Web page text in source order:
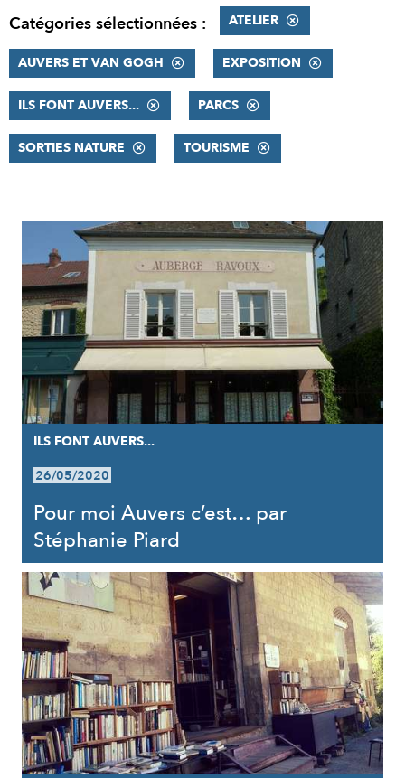
Catégories sélectionnées : ATELIER
AUVERS ET VAN GOGH EXPOSITION
ILS FONT AUVERS... PARCS
SORTIES NATURE TOURISME
RÉSULTATS
ILS FONT AUVERS...
26/05/2020
Pour moi Auvers c’est… par
Stéphanie Piard